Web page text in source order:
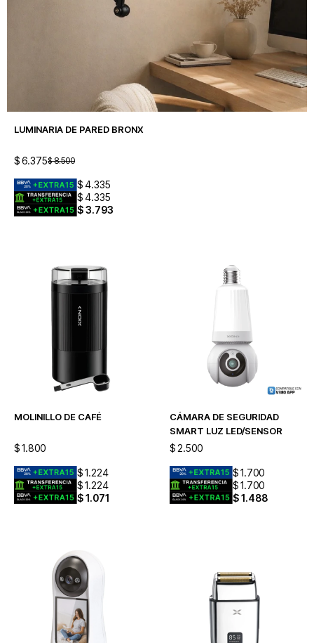
LUMINARIA DE PARED BRONX
$6.375$ 8.500
$4.335
$4.335
$3.793
MOLINILLO DE CAFÉ
$1.800
$1.224
$1.224
$1.071
CÁMARA DE SEGURIDAD
SMART LUZ LED/SENSOR
$ 2.500
$ 1.700
$ 1.700
$ 1.488